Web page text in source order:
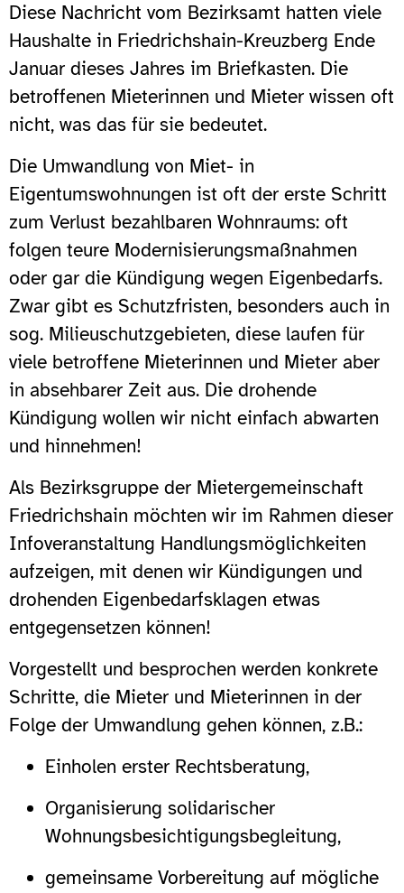
Diese Nachricht vom Bezirksamt hatten viele
Haushalte in Friedrichshain-Kreuzberg Ende
Januar dieses Jahres im Briefkasten. Die
betroffenen Mieterinnen und Mieter wissen oft
nicht, was das für sie bedeutet.
Die Umwandlung von Miet- in
Eigentumswohnungen ist oft der erste Schritt
zum Verlust bezahlbaren Wohnraums: oft
folgen teure Modernisierungsmaßnahmen
oder gar die Kündigung wegen Eigenbedarfs.
Zwar gibt es Schutzfristen, besonders auch in
sog. Milieuschutzgebieten, diese laufen für
viele betroffene Mieterinnen und Mieter aber
in absehbarer Zeit aus. Die drohende
Kündigung wollen wir nicht einfach abwarten
und hinnehmen!
Als Bezirksgruppe der Mietergemeinschaft
Friedrichshain möchten wir im Rahmen dieser
Infoveranstaltung Handlungsmöglichkeiten
aufzeigen, mit denen wir Kündigungen und
drohenden Eigenbedarfsklagen etwas
entgegensetzen können!
Vorgestellt und besprochen werden konkrete
Schritte, die Mieter und Mieterinnen in der
Folge der Umwandlung gehen können, z.B.:
Einholen erster Rechtsberatung,
Organisierung solidarischer
Wohnungsbesichtigungsbegleitung,
gemeinsame Vorbereitung auf mögliche